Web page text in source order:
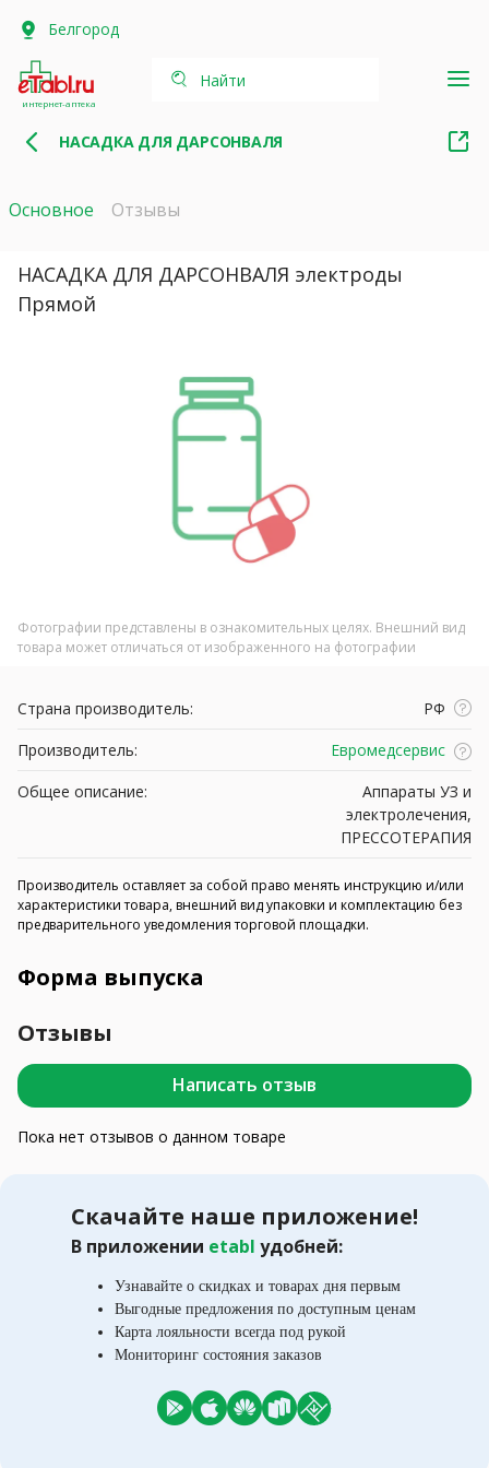
Белгород
интернет-аптека
Найти
НАСАДКА ДЛЯ ДАРСОНВАЛЯ
Основное Отзывы
НАСАДКА ДЛЯ ДАРСОНВАЛЯ электроды
Прямой
Фотографии представлены в ознакомительных целях. Внешний вид
товара может отличаться от изображенного на фотографии
Страна производитель:
РФ
Производитель:
Евромедсервис
Общее описание:
Аппараты УЗ и
электролечения,
ПРЕССОТЕРАПИЯ
Производитель оставляет за собой право менять инструкцию и/или
характеристики товара, внешний вид упаковки и комплектацию без
предварительного уведомления торговой площадки.
Форма выпуска
Отзывы
Написать отзыв
Пока нет отзывов о данном товаре
Скачайте наше приложение!
В приложении etabl удобней:
Узнавайте о скидках и товарах дня первым
Выгодные предложения по доступным ценам
Карта лояльности всегда под рукой
Мониторинг состояния заказов